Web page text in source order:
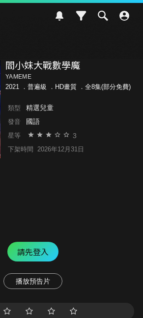
閻小妹大戰數學魔
YAMEME
2021 ． 普遍級 ．HD畫質 ．全8集(部分免費)
類型 精選兒童
發音 國語
星等 3
下架時間 2026年12月31日
請先登入
播放預告片